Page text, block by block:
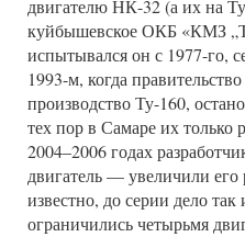
двигателю НК-32 (а их на
куйбышевское ОКБ «КМЗ
испытывался он с 1977-го,
1993-м, когда
производство Ту-160,
тех пор в Самаре их
2004–2006 годах
двигатель — увеличили его
известно, до серии дело
ограничились четырьмя